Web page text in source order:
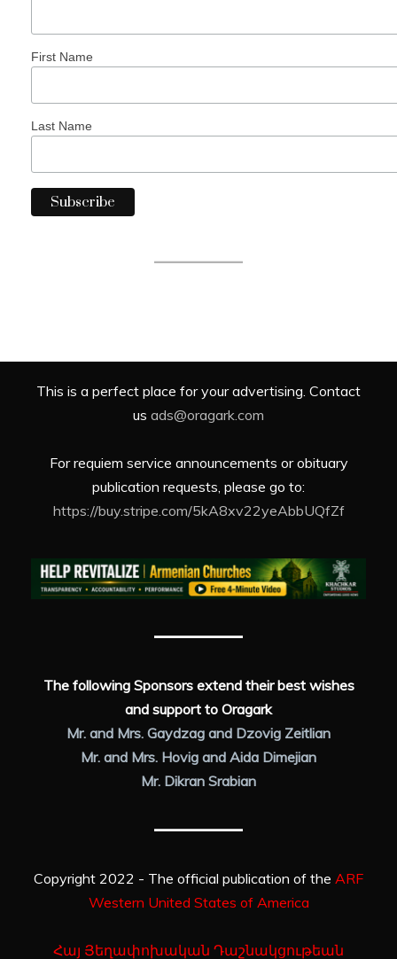
First Name
Last Name
This is a perfect place for your advertising. Contact
us ads@oragark.com
For requiem service announcements or obituary
publication requests, please go to:
https://buy.stripe.com/5kA8xv22yeAbbUQfZf
The following Sponsors extend their best wishes
and support to Oragark
Mr. and Mrs. Gaydzag and Dzovig Zeitlian
Mr. and Mrs. Hovig and Aida Dimejian
Mr. Dikran Srabian
Copyright 2022 - The official publication of the ARF
Western United States of America
Հայ Յեղափոխական Դաշնակցութեան